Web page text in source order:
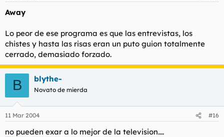
Away
Lo peor de ese programa es que las entrevistas, los
chistes y hasta las risas eran un puto guion totalmente
cerrado, demasiado forzado.
B blythe-
Novato de mierda
11 Mar 2004 #16
no pueden exar a lo mejor de la television....